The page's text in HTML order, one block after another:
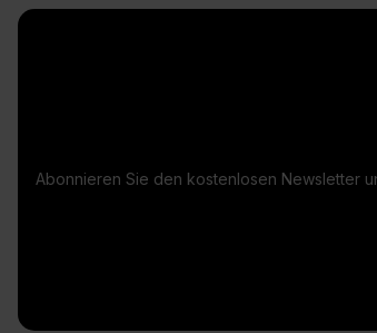
Abonnieren Sie den kostenlosen Newsletter